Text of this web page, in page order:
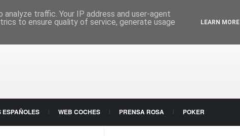
ESPAÑOLES WEB COCHES PRENSA ROSA POKER
traffic. Your IP address and user-agent
to ensure quality of service, generate usage
LEARN MORE